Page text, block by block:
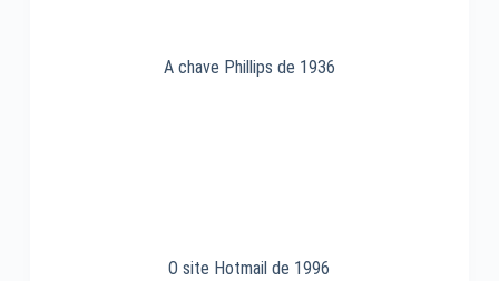
A chave Phillips de 1936
O site Hotmail de 1996